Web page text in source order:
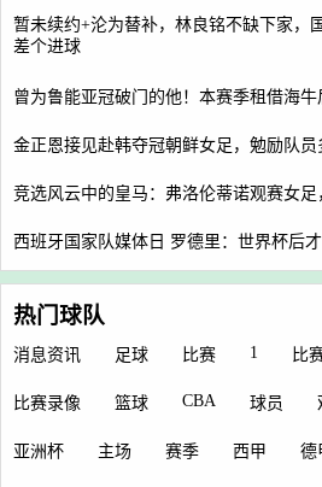
暂未续约+沦为替补，林良铭不缺下家，
差个进球
曾为鲁能亚冠破门的他！本赛季租借海
金正恩接见赴韩夺冠朝鲜女足，勉励队
竞选风云中的皇马：弗洛伦蒂诺观赛女
西班牙国家队媒体日 罗德里：世界杯后
热门球队
消息资讯 足球 比赛 1 比
比赛录像 篮球 CBA 球员
亚洲杯 主场 赛季 西甲 德